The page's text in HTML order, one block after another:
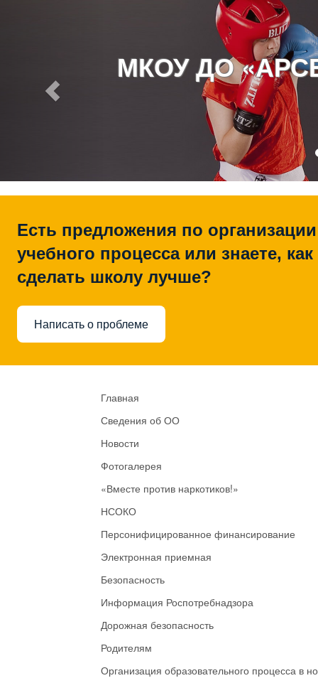
МКОУ ДО
Есть предложения по организации
учебного процесса или знаете, как
сделать школу лучше?
Написать о проблеме
Главная
Сведения об ОО
Новости
Фотогалерея
«Вместе против наркотиков!»
НСОКО
Персонифицированное финансирование
Электронная приемная
Безопасность
Информация Роспотребнадзора
Дорожная безопасность
Родителям
Организация образовательного процесса в